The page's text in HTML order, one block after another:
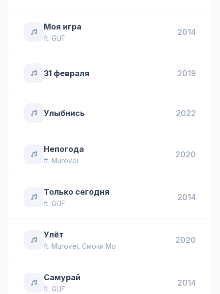
Моя игра
ft. GUF
2014
31 февраля 2019
Улыбнись 2022
Непогода
ft. Murovei
2020
Только сегодня
ft. GUF
2014
Улёт
ft. Murovei Смоки Мо
2020
Самурай
ft. GUF
2014